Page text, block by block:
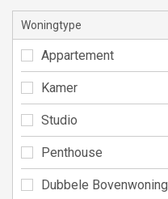
Woningtype
Appartement
Kamer
Studio
Penthouse
Dubbele Bovenwoning